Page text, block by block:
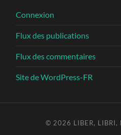
Connexion
Flux des publications
Flux des commentaires
Site de WordPress-FR
© 2026 LIBER, LIBRI,